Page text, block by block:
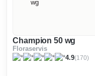
Champion 50 wg
Floraservis
4.9(170)